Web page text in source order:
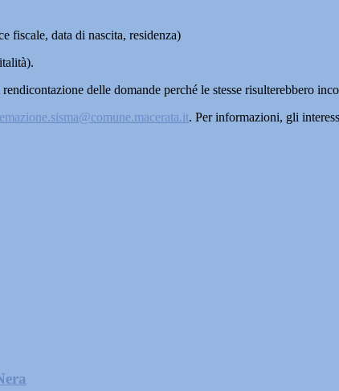
fiscale, data di nascita, residenza)
delle domande perché le stesse risulterebbero
. Per informazioni, gli